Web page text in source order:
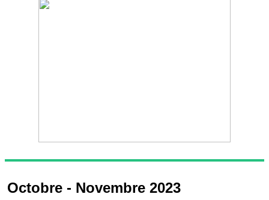
Octobre - Novembre 2023